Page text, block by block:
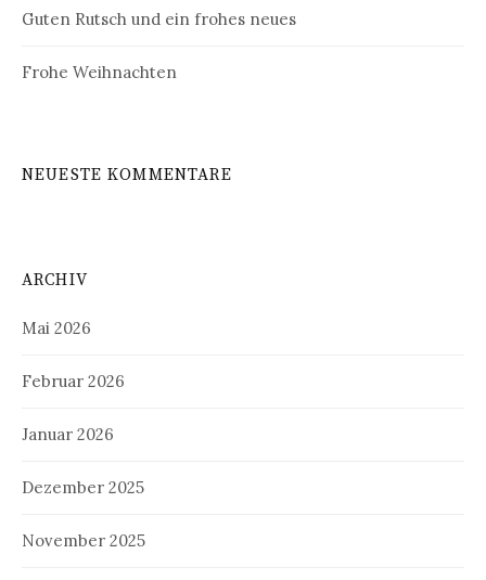
Guten Rutsch und ein frohes neues
Frohe Weihnachten
NEUESTE KOMMENTARE
ARCHIV
Mai 2026
Februar 2026
Januar 2026
Dezember 2025
November 2025